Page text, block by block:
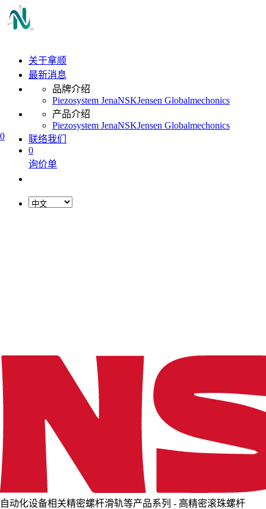
0
关于拿顺
最新消息
品牌介绍
Piezosystem JenaNSKJensen Globalmechonics
产品介绍
Piezosystem JenaNSKJensen Globalmechonics
联络我们
0
询价单
自动化设备相关精密螺杆滑轨等产品系列 - 高精密滚珠螺杆